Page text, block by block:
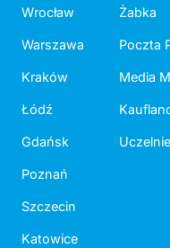
Wrocław
Warszawa
Kraków
Łódź
Gdańsk
Poznań
Szczecin
Katowice
Żabka
Poczta
Media